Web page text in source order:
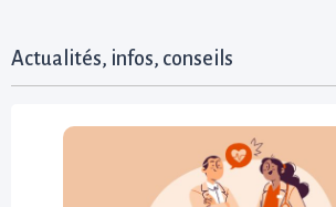
Actualités, infos, conseils